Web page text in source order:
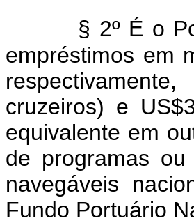
§ 2º É o
empréstimos em
cruzeiros) e
equivalente em
de programas
navegáveis
Fundo Portuário